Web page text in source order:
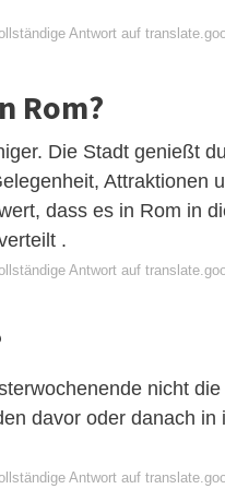
Antwort auf
Rom?
Die Stadt genießt
Attraktionen
dass es in Rom in
.
Antwort auf
nicht
davor oder danach in
Antwort auf